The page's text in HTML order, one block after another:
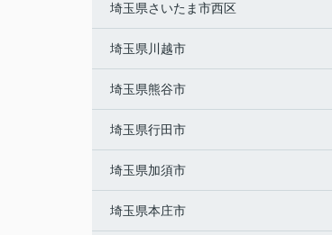
埼玉県さいたま市西区
埼玉県川越市
埼玉県熊谷市
埼玉県行田市
埼玉県加須市
埼玉県本庄市